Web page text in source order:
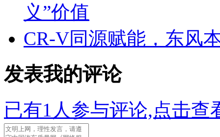
义”价值
CR-V同源赋能，东风
发表我的评论
已有1 人参与评论,点击查